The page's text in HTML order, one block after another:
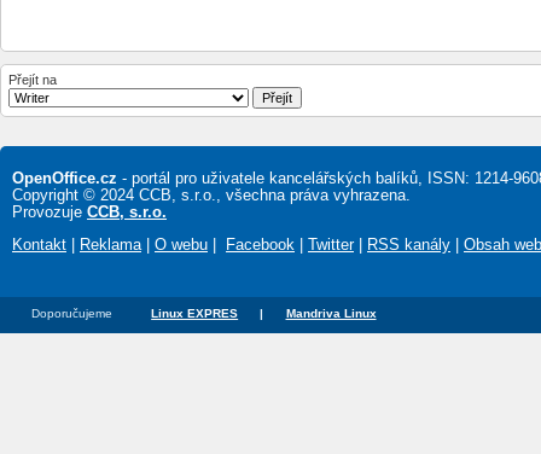
Přejít na
OpenOffice.cz - portál pro uživatele kancelářských balíků, ISSN: 1214-
Copyright © 2024 CCB, s.r.o., všechna práva vyhrazena.
Provozuje CCB, s.r.o.
Kontakt
Reklama O webu Facebook Twitter| RSS kanály Obsah
Doporučujeme Linux EXPRES | Mandriva Linux